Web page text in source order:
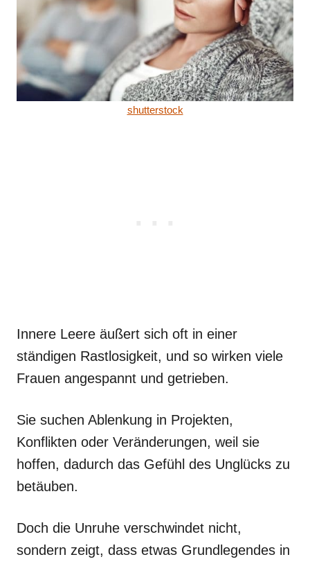
shutterstock
Innere Leere äußert sich oft in einer
ständigen Rastlosigkeit, und so wirken viele
Frauen angespannt und getrieben.
Sie suchen Ablenkung in Projekten,
Konflikten oder Veränderungen, weil sie
hoffen, dadurch das Gefühl des Unglücks zu
betäuben.
Doch die Unruhe verschwindet nicht,
sondern zeigt, dass etwas Grundlegendes in